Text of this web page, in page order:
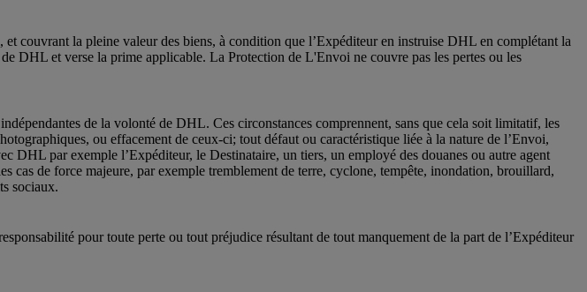
couvrant la pleine valeur des biens, à condition que l’Expéditeur en instruise DHL en complétant la
DHL et verse la prime applicable. La Protection de L'Envoi ne couvre pas les pertes ou les
de la volonté de DHL. Ces circonstances comprennent, sans que cela soit limitatif, les
ou effacement de ceux-ci; tout défaut ou caractéristique liée à la nature de l’Envoi,
DHL par exemple l’Expéditeur, le Destinataire, un tiers, un employé des douanes ou autre agent
cas de force majeure, par exemple tremblement de terre, cyclone, tempête, inondation, brouillard,
sociaux.
pour toute perte ou tout préjudice résultant de tout manquement de la part de l’Expéditeur